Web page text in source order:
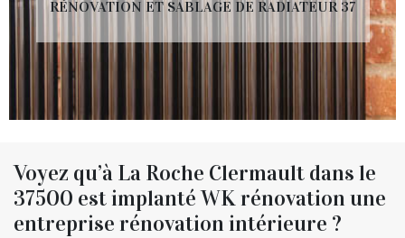
RÉNOVATION ET SABLAGE DE RADIATEUR 37
Voyez qu’à La Roche Clermault dans le
37500 est implanté WK rénovation une
entreprise rénovation intérieure ?